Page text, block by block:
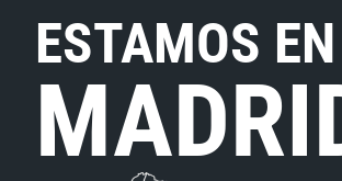
ESTAMOS EN